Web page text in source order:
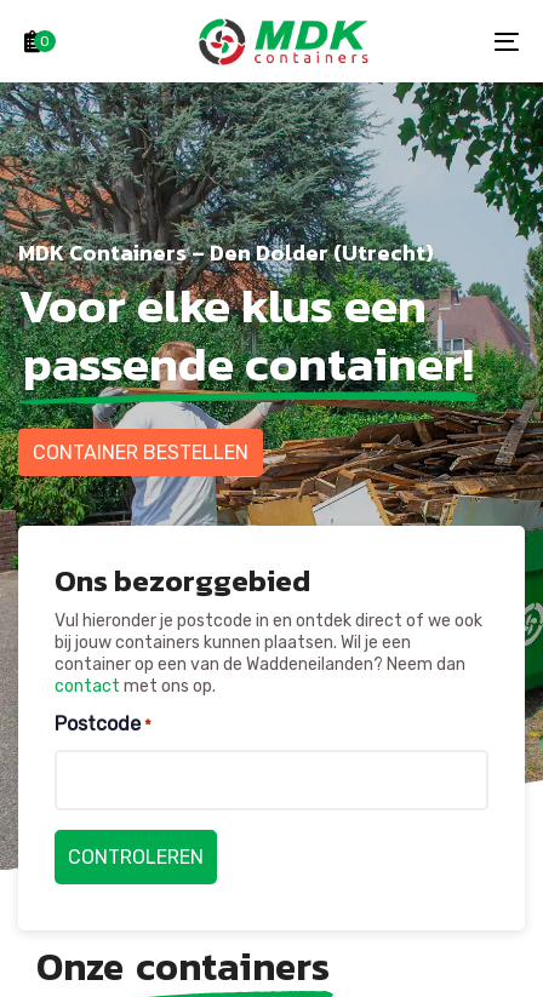
links
navigation
Skip
to
content
0
MDK Containers – Den Dolder (Utrecht)
Voor elke klus een
passende container!
CONTAINER BESTELLEN
Ons bezorggebied
Vul hieronder je postcode in en ontdek direct of we ook
bij jouw containers kunnen plaatsen. Wil je een
container op een van de Waddeneilanden? Neem dan
contact met ons op.
Postcode *
Onze containers